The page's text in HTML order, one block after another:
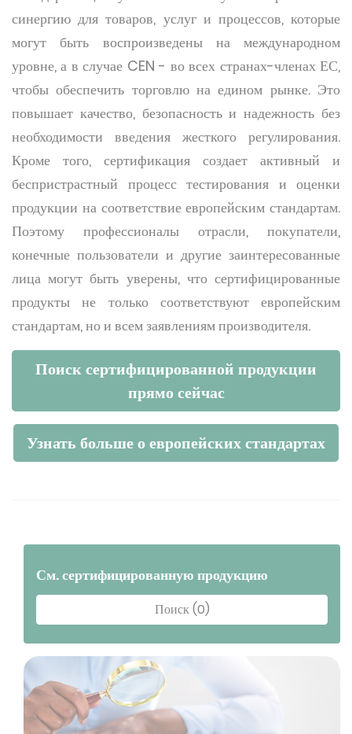
синергию для товаров, услуг и процессов, которые
могут быть воспроизведены на международном
уровне, а в случае CEN - во всех странах-членах ЕС,
чтобы обеспечить торговлю на едином рынке. Это
повышает качество, безопасность и надежность без
необходимости введения жесткого регулирования.
Кроме того, сертификация создает активный и
беспристрастный процесс тестирования и оценки
продукции на соответствие европейским стандартам.
Поэтому профессионалы отрасли, покупатели,
конечные пользователи и другие заинтересованные
лица могут быть уверены, что сертифицированные
продукты не только соответствуют европейским
стандартам, но и всем заявлениям производителя.
Поиск сертифицированной продукции
прямо сейчас
Узнать больше о европейских стандартах
См. сертифицированную продукцию
Поиск (0)